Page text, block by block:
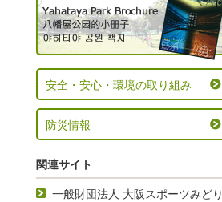
安全・安心・環境の取り組み
防災情報
関連サイト
一般財団法人 大阪スポーツみどり